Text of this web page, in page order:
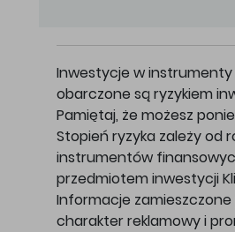
Inwestycje w
obarczone są ryzykiem
Pamiętaj, że możesz
Stopień ryzyka zależy od
instrumentów
przedmiotem inwestycji
Informacje
charakter reklamowy i